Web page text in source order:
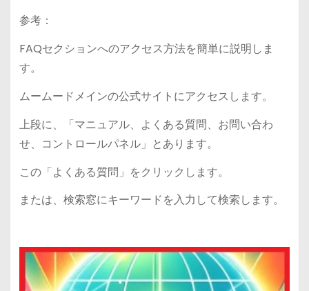
参考：
FAQセクションへのアクセス方法を簡単に説明しま
す。
ムームードメインの公式サイトにアクセスします。
上段に、「マニュアル、よくある質問、お問い合わ
せ、コントロールパネル」とあります。
この「よくある質問」をクリックします。
または、検索窓にキーワードを入力して検索します。